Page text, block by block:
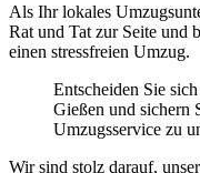
Als Ihr lokales
Rat und Tat zur Seite und
einen stressfreien Umzug.
Entscheiden Sie
Gießen und sichern
Umzugsservice zu
Wir sind stolz darauf,